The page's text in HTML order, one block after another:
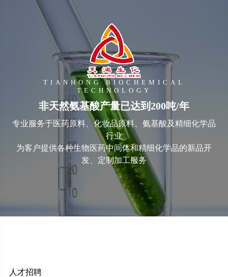
TIANHONG BIOCHEMICAL
TECHNOLOGY
非天然氨基酸产量已达到200吨/年
专业服务于医药原料、化妆品原料、氨基酸及精细化学品
行业
为客户提供各种生物医药中间体和精细化学品的新品开
发、定制加工服务
人才招聘